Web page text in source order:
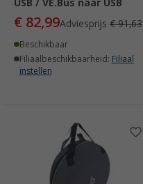
USB / VE.Bus naar USB
€ 82,99Adviesprijs € 91,63
Beschikbaar
Filiaalbeschikbaarheid: Filiaal
instellen